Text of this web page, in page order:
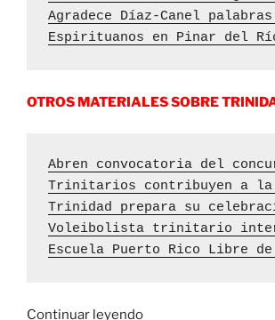
Agradece Díaz-Canel
Espirituanos en Pinar del
OTROS MATERIALES SOBRE
Abren convocatoria del
Trinitarios contribuyen a la
Trinidad prepara su
Voleibolista trinitario
Escuela Puerto Rico Libre
Continuar leyendo«Solidaridad